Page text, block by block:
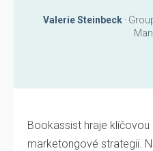
Valerie Steinbeck·
Bookassist hraje klíčovou
marketongové strategii.